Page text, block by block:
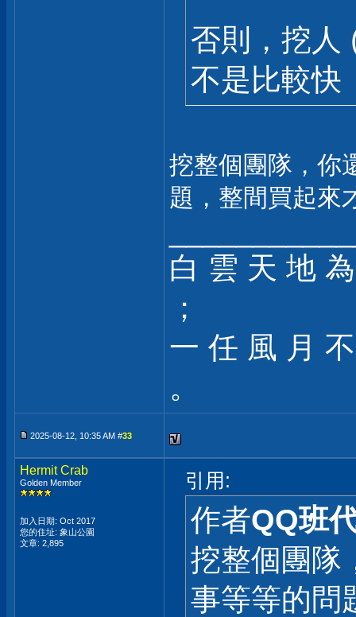
否則，挖人
不是比較快
挖整個團隊，你
題，整間買起來
白 雲 天 地
；
一 任 風 月
。
2025-08-12, 10:35 AM #33
Hermit Crab
Golden Member
加入日期: Oct 2017
您的住址: 象山公園
文章: 2,895
引用:
作者QQ班
挖整個團隊
事等等的問